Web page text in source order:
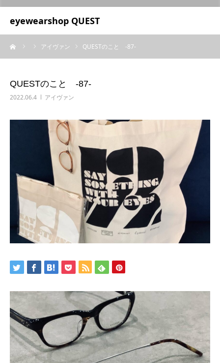
eyewearshop QUEST
アイヴァン QUESTのこと ‐87‐
QUESTのこと ‐87‐
2022.06.4 アイヴァン